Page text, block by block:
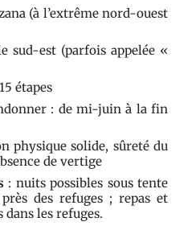
(à l’extrême nord-ouest
sud-est (parfois appelée «
étapes
: de mi-juin à la fin
physique solide, sûreté du
de vertige
: nuits possibles sous tente
des refuges ; repas et
dans les refuges.